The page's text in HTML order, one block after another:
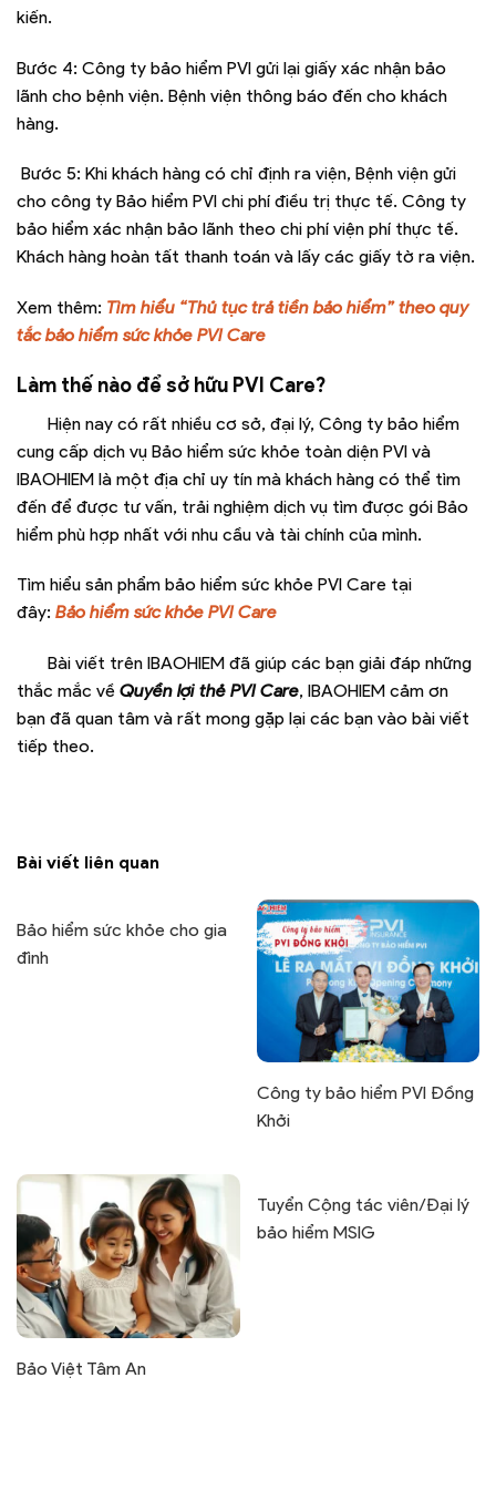
kiến.
Bước 4: Công ty bảo hiểm PVI gửi lại giấy xác nhận bảo
lãnh cho bệnh viện. Bệnh viện thông báo đến cho khách
hàng.
Bước 5: Khi khách hàng có chỉ định ra viện, Bệnh viện gửi
cho công ty Bảo hiểm PVI chi phí điều trị thực tế. Công ty
bảo hiểm xác nhận bảo lãnh theo chi phí viện phí thực tế.
Khách hàng hoàn tất thanh toán và lấy các giấy tờ ra viện.
Xem thêm: Tìm hiểu “Thủ tục trả tiền bảo hiểm” theo quy
tắc bảo hiểm sức khỏe PVI Care
Làm thế nào để sở hữu PVI Care?
Hiện nay có rất nhiều cơ sở, đại lý, Công ty bảo hiểm
cung cấp dịch vụ Bảo hiểm sức khỏe toàn diện PVI và
IBAOHIEM là một địa chỉ uy tín mà khách hàng có thể tìm
đến để được tư vấn, trải nghiệm dịch vụ tìm được gói Bảo
hiểm phù hợp nhất với nhu cầu và tài chính của mình.
Tìm hiểu sản phẩm bảo hiểm sức khỏe PVI Care tại
đây: Bảo hiểm sức khỏe PVI Care
Bài viết trên IBAOHIEM đã giúp các bạn giải đáp những
thắc mắc về Quyền lợi thẻ PVI Care, IBAOHIEM cảm ơn
bạn đã quan tâm và rất mong gặp lại các bạn vào bài viết
tiếp theo.
Bài viết liên quan
Bảo hiểm sức khỏe cho gia
đình
Công ty bảo hiểm PVI Đồng
Khởi
Bảo Việt Tâm An
Tuyển Cộng tác viên/Đại lý
bảo hiểm MSIG